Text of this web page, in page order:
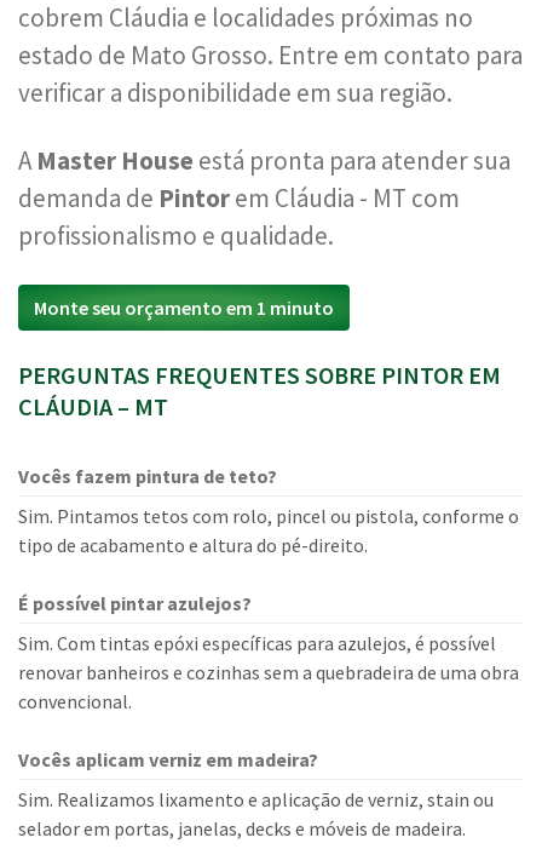
cobrem Cláudia e localidades próximas no
estado de Mato Grosso. Entre em contato para
verificar a disponibilidade em sua região.
AMaster House está pronta para atender sua
demanda de Pintorem Cláudia - MT com
profissionalismo e qualidade.
Monte seu orçamento em 1 minuto
PERGUNTAS FREQUENTES SOBRE PINTOR EM
CLÁUDIA – MT
Vocês fazem pintura de teto?
Sim. Pintamos tetos com rolo, pincel ou pistola, conforme o
tipo de acabamento e altura do pé-direito.
É possível pintar azulejos?
Sim. Com tintas epóxi específicas para azulejos, é possível
renovar banheiros e cozinhas sem a quebradeira de uma obra
convencional.
Vocês aplicam verniz em madeira?
Sim. Realizamos lixamento e aplicação de verniz, stain ou
selador em portas, janelas, decks e móveis de madeira.